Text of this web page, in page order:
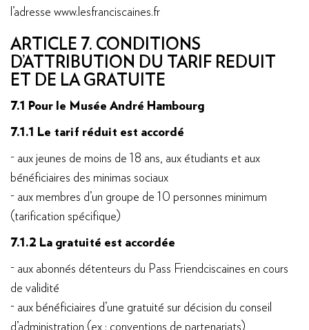
l’adresse www.lesfranciscaines.fr
ARTICLE 7. CONDITIONS
D’ATTRIBUTION DU TARIF REDUIT
ET DE LA GRATUITE
7.1 Pour le Musée André Hambourg
7.1.1 Le tarif réduit est accordé
- aux jeunes de moins de 18 ans, aux étudiants et aux
bénéficiaires des minimas sociaux
- aux membres d’un groupe de 10 personnes minimum
(tarification spécifique)
7.1.2 La gratuité est accordée
- aux abonnés détenteurs du Pass Friendciscaines en cours
de validité
- aux bénéficiaires d’une gratuité sur décision du conseil
d’administration (ex : conventions de partenariats)